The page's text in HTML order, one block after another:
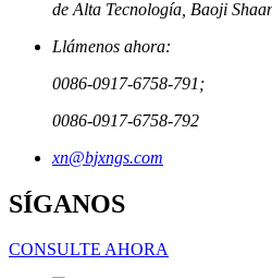
de Alta Tecnología, Baoji
Llámenos ahora:
0086-0917-6758-791;
0086-0917-6758-792
xn@bjxngs.com
SÍGANOS
CONSULTE AHORA